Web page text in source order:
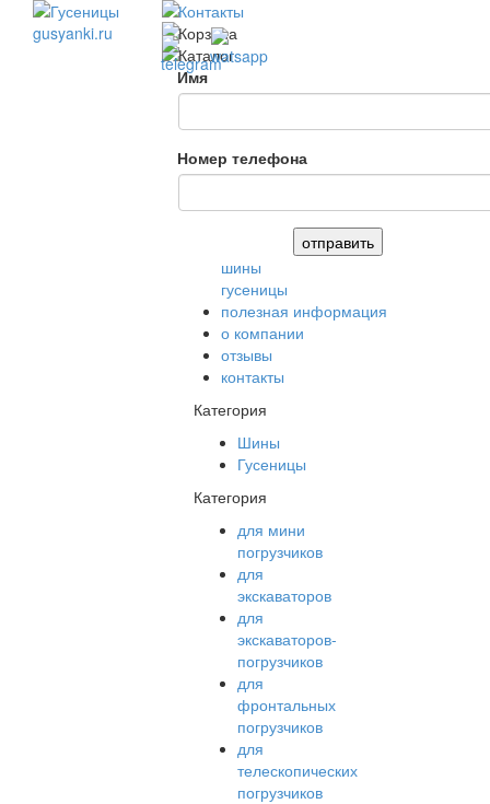
Имя
Номер телефона
шины
гусеницы
полезная информация
о компании
отзывы
контакты
Категория
Шины
Гусеницы
Категория
для мини
погрузчиков
для
экскаваторов
для
экскаваторов-
погрузчиков
для
фронтальных
погрузчиков
для
телескопических
погрузчиков